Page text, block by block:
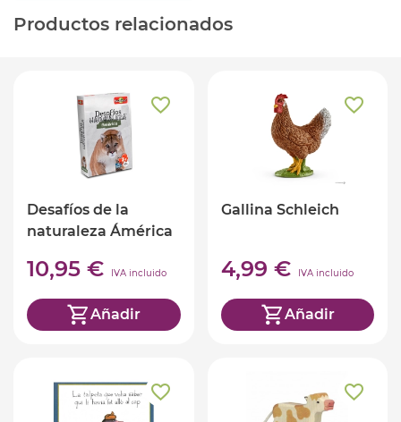
Productos relacionados
Desafíos de la
naturaleza Ámérica
10,95 € IVA incluido
Añadir
Gallina Schleich
4,99 € IVA incluido
Añadir